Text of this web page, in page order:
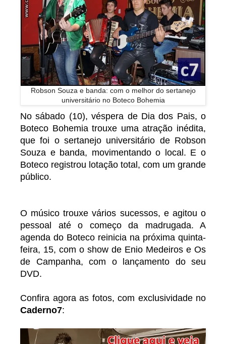
Robson Souza e banda: com o melhor do sertanejo
universitário no Boteco Bohemia
No sábado (10), véspera de Dia dos Pais, o
Boteco Bohemia trouxe uma atração inédita,
que foi o sertanejo universitário de Robson
Souza e banda, movimentando o local. E o
Boteco registrou lotação total, com um grande
público.
O músico trouxe vários sucessos, e agitou o
pessoal até o começo da madrugada. A
agenda do Boteco reinicia na próxima quinta-
feira, 15, com o show de Enio Medeiros e Os
de Campanha, com o lançamento do seu
DVD.
Confira agora as fotos, com exclusividade no
Caderno7: